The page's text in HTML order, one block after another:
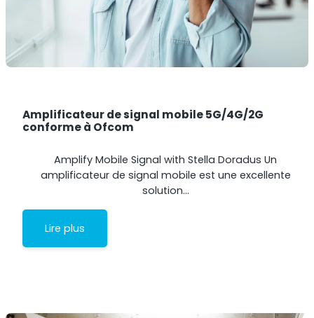
Amplificateur de signal mobile 5G/4G/2G
conforme à Ofcom
Amplify Mobile Signal with Stella Doradus Un
amplificateur de signal mobile est une excellente
solution…
Lire plus